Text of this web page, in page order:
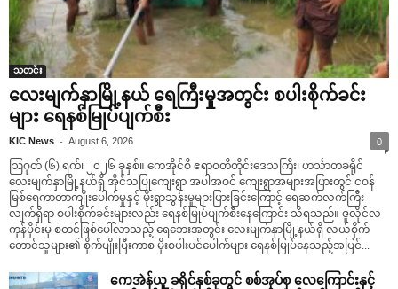
သတင်း
လေးမျက်နှာမြို့နယ် ရေကြီးမှုအတွင်း စပါးစိုက်ခင်း
များ ရေနစ်မြုပ်ပျက်စီး
KIC News - August 6, 2026 0
ဩဂုတ် (၆) ရက်၊ ၂၀၂၆ ခုနှစ်။ ကေအိုင်စီ ဧရာဝတီတိုင်းဒေသကြီး၊ ဟင်္သာတခရိုင်
လေးမျက်နှာမြို့နယ်ရှိ အိုင်သပြုကျေးရွာ အပါအဝင် ကျေးရွာအများအပြားတွင် ငဝန်
မြစ်ရေကာတာကျိုးပေါက်မှုနှင့် မိုးရွာသွန်းမှုများပြားခြင်းကြောင့် ရေဆက်လက်ကြီး
လျက်ရှိရာ စပါးစိုက်ခင်းများလည်း ရေနစ်မြုပ်ပျက်စီးနေကြောင်း သိရသည်။ ဇူလိုင်လ
ကုန်ပိုင်းမှ စတင်ဖြစ်ပေါ်လာသည့် ရေဘေးအတွင်း လေးမျက်နှာမြို့နယ်ရှိ လယ်စိုက်
တောင်သူများ၏ စိုက်ပျိုးပြီးကာစ မိုးစပါးပင်ပေါက်များ ရေနစ်မြုပ်နေသည့်အပြင်...
ကေအဲန်ယူ ခရိုင်နှစ်ခုတွင် စစ်အုပ်စု လေကြောင်းနှင့်